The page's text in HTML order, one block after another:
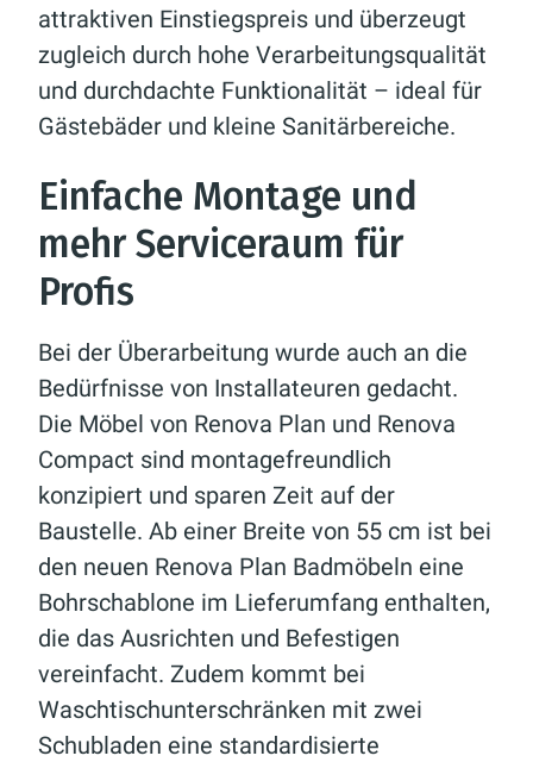
attraktiven Einstiegspreis und überzeugt
zugleich durch hohe Verarbeitungsqualität
und durchdachte Funktionalität – ideal für
Gästebäder und kleine Sanitärbereiche.
Einfache Montage und
mehr Serviceraum für
Profis
Bei der Überarbeitung wurde auch an die
Bedürfnisse von Installateuren gedacht.
Die Möbel von Renova Plan und Renova
Compact sind montagefreundlich
konzipiert und sparen Zeit auf der
Baustelle. Ab einer Breite von 55 cm ist bei
den neuen Renova Plan Badmöbeln eine
Bohrschablone im Lieferumfang enthalten,
die das Ausrichten und Befestigen
vereinfacht. Zudem kommt bei
Waschtischunterschränken mit zwei
Schubladen eine standardisierte